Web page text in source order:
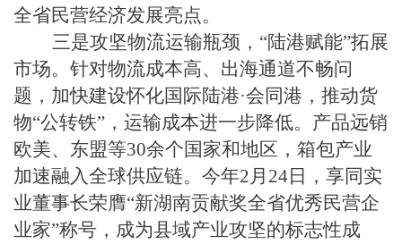
全省民营经济发展亮点。
三是攻坚物流运输瓶颈，“陆港赋能”拓展
市场。针对物流成本高、出海通道不畅问
题，加快建设怀化国际陆港·会同港，推动货
物“公转铁”，运输成本进一步降低。产品远销
欧美、东盟等30余个国家和地区，箱包产业
加速融入全球供应链。 今年2月24日， 享同实
业董事长荣膺“新湖南贡献奖全省优秀民营企
业家”称号，成为县域产业攻坚的标志性成